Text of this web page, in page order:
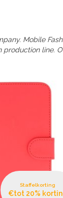
Mobile
line.
Staffelkorting
€tot 20%